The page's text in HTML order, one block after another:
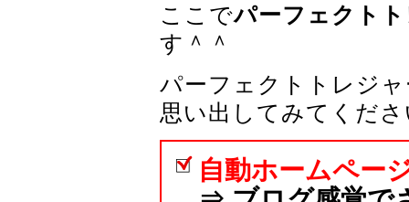
ここでパーフェクト
す＾＾
パーフェクトトレジ
思い出してみてくだ
自動ホームペー